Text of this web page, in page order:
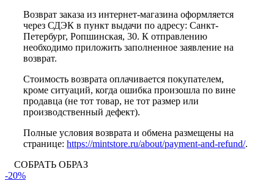
Возврат заказа из интернет-магазина оформляется
через СДЭК в пункт выдачи по адресу: Санкт-
Петербург, Ропшинская, 30. К отправлению
необходимо приложить заполненное заявление на
возврат.
Стоимость возврата оплачивается покупателем,
кроме ситуаций, когда ошибка произошла по вине
продавца (не тот товар, не тот размер или
производственный дефект).
Полные условия возврата и обмена размещены на
странице: https://mintstore.ru/about/payment-and-refund/.
СОБРАТЬ ОБРАЗ
-20%